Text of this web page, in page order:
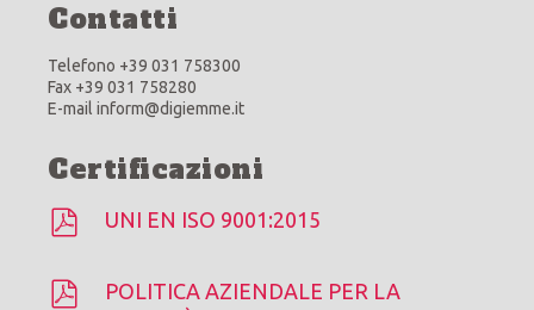
Contatti
Telefono +39 031 758300
Fax +39 031 758280
E-mail inform@digiemme.it
Certificazioni
UNI EN ISO 9001:2015
POLITICA AZIENDALE PER LA